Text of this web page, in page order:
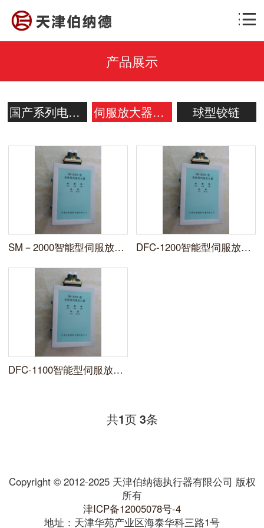
产品展示
国产系列电动操作器 伺服放大器系列 球型铰链
SM－2000智能型伺服放大器 DFC-1200智能型伺服放大器
DFC-1100智能型伺服放大器
共1页3条
Copyright © 2012-2025 天津伯纳德执行器有限公司 版权
所有
津ICP备12005078号-4
地址：天津华苑产业区海泰华科三路1号